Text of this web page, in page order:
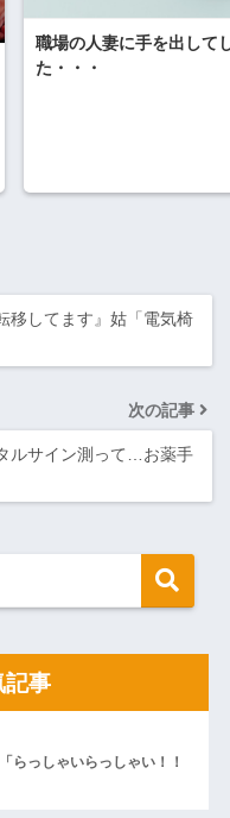
職場の人妻に手を出して
た・・・
移してます』姑「電気椅
次の記事
ルサイン測って…お薬手
記事
らっしゃいらっしゃい！！